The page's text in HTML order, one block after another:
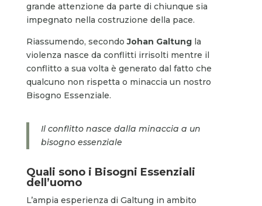
grande attenzione da parte di chiunque sia
impegnato nella costruzione della pace.
Riassumendo, secondoJohan Galtungla
violenza nasce da conflitti irrisolti mentre il
conflitto a sua volta è generato dal fatto che
qualcuno non rispetta o minaccia un nostro
Bisogno Essenziale.
Il conflitto nasce dalla minaccia a un
bisogno essenziale
Quali sono i Bisogni Essenziali
dell’uomo
L’ampia esperienza di Galtung in ambito